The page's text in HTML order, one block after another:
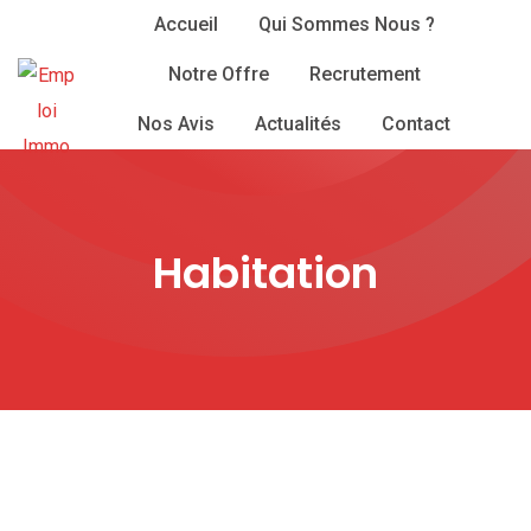
content
Accueil Qui Sommes Nous ?
Notre Offre Recrutement
Nos Avis Actualités Contact
Habitation